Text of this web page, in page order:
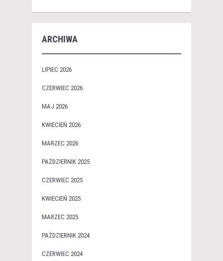
ARCHIWA
LIPIEC 2026
CZERWIEC 2026
MAJ 2026
KWIECIEŃ 2026
MARZEC 2026
PAŹDZIERNIK 2025
CZERWIEC 2025
KWIECIEŃ 2025
MARZEC 2025
PAŹDZIERNIK 2024
CZERWIEC 2024